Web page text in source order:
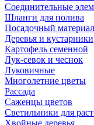
Соединительные
Шланги для полива
Посадочный материал
Деревья и кустарники
Картофель семенной
Лук-севок и чеснок
Луковичные
Многолетние цветы
Рассада
Саженцы цветов
Светильники для
Хвойные деревья